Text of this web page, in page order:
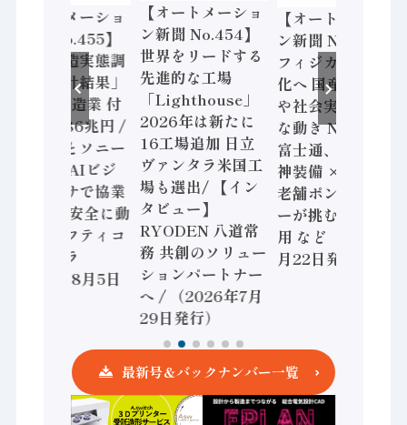
【オートメーショ
ン新聞 No.455】
「経済構造実態調
査二次集計結果」
2024年製造業 付
加価値額86兆円 /
三菱電機とソニー
セミコン AIビジ
ョンセンサで協業
/ IDEC、安全に動
かすセーフティコ
ントローラ
（2026年8月5日
【オートメーショ
ン新聞 No.454】
世界をリードする
先進的な工場
「Lighthouse」
2026年は新たに
16工場追加 日立
ヴァンタラ米国工
場も選出/ 【イン
タビュー】
RYODEN 八道常
務 共創のソリュー
ションパートナー
へ / （2026年7月
29日発行）
【オートメーショ
ン新聞 No.453】
フィジカルAI本格
化へ 国産AI開発
や社会実装に活発
な動き Noetra、
富士通、日立 / 兵
神装備 × HMS、
老舗ポンプメーカ
ーが挑むデータ活
用 など（2026年7
月22日発行）
最新号＆バックナンバー一覧